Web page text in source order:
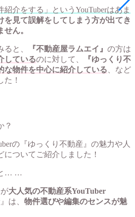
紹介をする」というYouTuberはあま
を見て誤解をしてしまう方が出てき
ん。
と、 『不動産屋ラムエイ』 の方は
しているのに対して、
『ゆっくり不
な物件を中心に紹介している 、など
！
？
の『ゆっくり不動産』の魅力や人
ついてご紹介しました！
… …
大人気の不動産系YouTuber
は、 物件選びや編集のセンスが魅